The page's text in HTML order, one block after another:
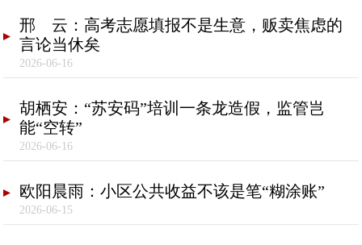
邢 云：高考志愿填报不是生意，贩卖焦虑的
言论当休矣
2026-06-16
胡栖安：“苏安码”培训一条龙造假，监管岂
能“空转”
2026-06-16
欧阳晨雨：小区公共收益不该是笔“糊涂账”
2026-06-15